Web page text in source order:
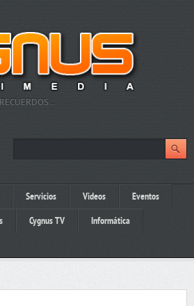
Servicios Videos Eventos
Cygnus TV Informática